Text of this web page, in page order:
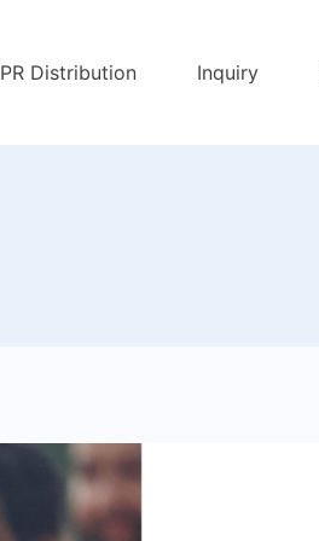
PR Distribution Inquiry